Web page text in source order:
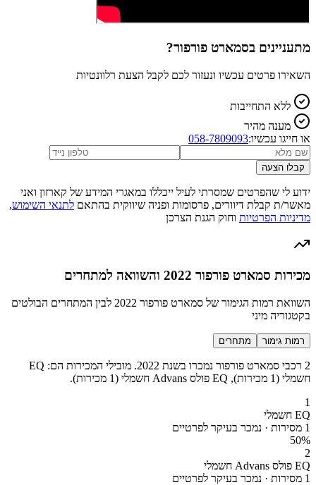
מתעניינים בסמארט פורפור?
השאירו פרטים עכשיו ונעזור לכם לקבל הצעת רלוונטיות
ללא התחייבות
מענה מהיר
או חייגו עכשיו:058-7809093
קבלו הצעה
ידוע לי שהפרטים שמסרתי לעיל ייכללו במאגרי המידע של קארזון ואני
מאשר/ת קבלת דיוורים, פרסומות ופניה שיווקית בהתאם לתנאי השימוש,
מדיניות הפרטיות וחוק הגנת הצרכן
מכירות סמארט פורפור 2022 והשוואה למתחרים
השוואת רמות הגימור של סמארט פורפור 2022 לבין המתחרים הבולטים
בקטגוריה מיני
רמות גימור מתחרים
2 רכבי סמארט פורפור נמכרו בשנת 2022. מובילי המכירות הם: EQ
חשמלי (1 מכירות), EQ פולס Advans חשמלי (1 מכירות).
1
EQ חשמלי
1 מסירות · נמכר בעיקר לפרטיים
50%
2
EQ פולס Advans חשמלי
1 מסירות · נמכר בעיקר לפרטיים